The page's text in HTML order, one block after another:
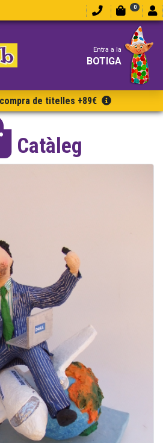
0
Entra a la
BOTIGA
de titelles +89€
Catàleg